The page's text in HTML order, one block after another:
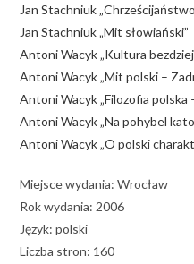
Jan Stachniuk
Jan Stachniuk „Mit słowiański”
Antoni Wacyk „Kultura
Antoni Wacyk „Mit polski –
Antoni Wacyk „Filozofia polska
Antoni Wacyk „Na pohybel
Antoni Wacyk „O polski
Miejsce wydania: Wrocław
Rok wydania: 2006
Język: polski
Liczba stron: 160